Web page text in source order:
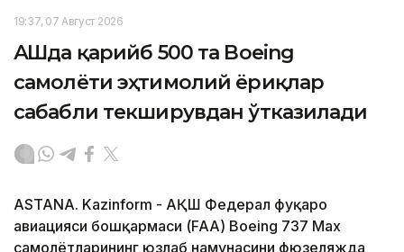
19:37, 07 Август 2026
АҚШда қарийб 500 та Boeing
самолёти эҳтимолий ёриқлар
сабабли текширувдан ўтказилади
ASTANA. Kazinform - АҚШ Федерал фуқаро
авиацияси бошқармаси (FAA) Boeing 737 Max
самолётларининг юзлаб намунасини фюзеляжда